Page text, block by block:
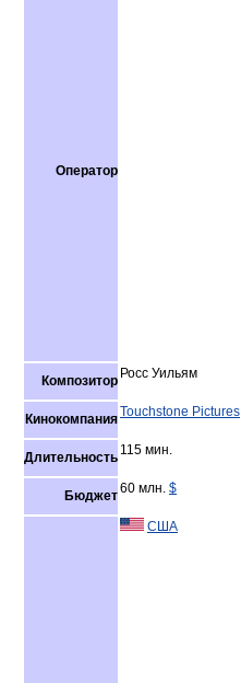
Оператор
Композитор Росс Уильям
КинокомпанияTouchstone Pictures
Длительность 115 мин.
Бюджет60 млн. $
США